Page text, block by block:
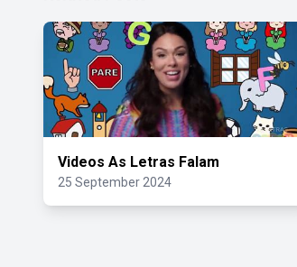
Videos As Letras Falam
25 September 2024